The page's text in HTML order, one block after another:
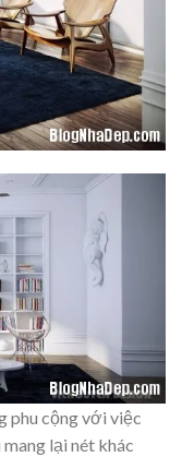
phu cộng với việc
lại nét khác